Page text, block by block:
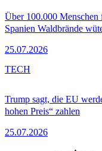
Über 100.000
Spanien Waldbrände
25.07.2026
Trump sagt, die EU
hohen Preis“ zahlen
25.07.2026
TECH